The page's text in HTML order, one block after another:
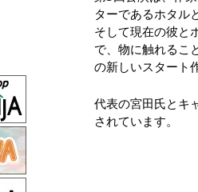
ターであるホタル
そして現在の彼と
で、物に触れるこ
の新しいスタート
代表の宮田氏とキ
されています。